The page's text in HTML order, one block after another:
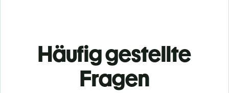
Häufig gestellte
Fragen